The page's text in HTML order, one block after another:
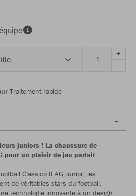
+
-
Traitement rapide
juniors ! La chaussure de
pour un plaisir de jeu parfait
Classico II AG Junior, les
de véritables stars du football.
technologie innovante à un design